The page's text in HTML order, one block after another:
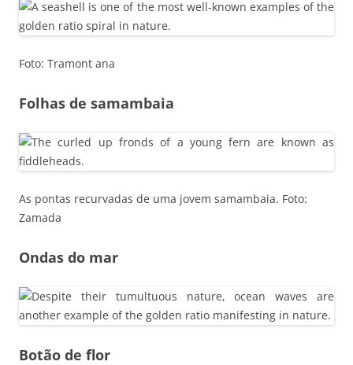
Foto: Tramont ana
Folhas de samambaia
As pontas recurvadas de uma jovem samambaia. Foto:
Zamada
Ondas do mar
Botão de flor